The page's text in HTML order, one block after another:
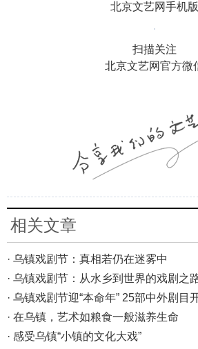
北京文艺网手机版
扫描关注
北京文艺网官方微
相关文章
· 乌镇戏剧节：真相若仍在迷雾中
· 乌镇戏剧节：从水乡到世界的戏剧之
· 乌镇戏剧节迎“本命年” 25部中外剧目
· 在乌镇，艺术如粮食一般滋养生命
· 感受乌镇“小镇的文化大戏”